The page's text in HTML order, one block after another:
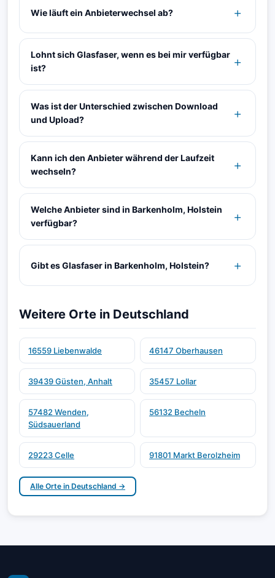
Wie läuft ein Anbieterwechsel ab?
Lohnt sich Glasfaser, wenn es bei mir verfügbar
ist?
Was ist der Unterschied zwischen Download
und Upload?
Kann ich den Anbieter während der Laufzeit
wechseln?
Welche Anbieter sind in Barkenholm, Holstein
verfügbar?
Gibt es Glasfaser in Barkenholm, Holstein?
Weitere Orte in Deutschland
16559 Liebenwalde 46147 Oberhausen
39439 Güsten, Anhalt 35457 Lollar
57482 Wenden,
Südsauerland
56132 Becheln
29223 Celle 91801 Markt Berolzheim
Alle Orte in Deutschland →